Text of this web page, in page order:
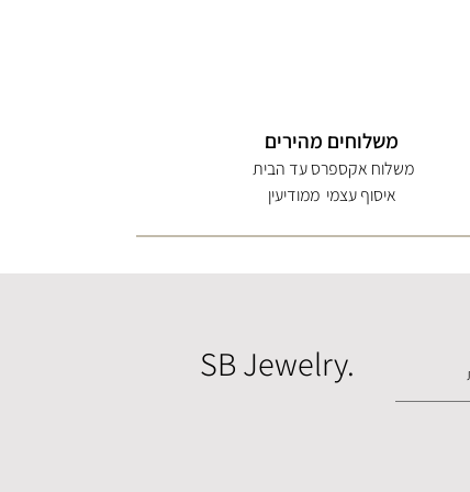
משלוחים מהירים
משלוח אקספרס עד הבית
איסוף עצמי ממודיעין
SB Jewelry.